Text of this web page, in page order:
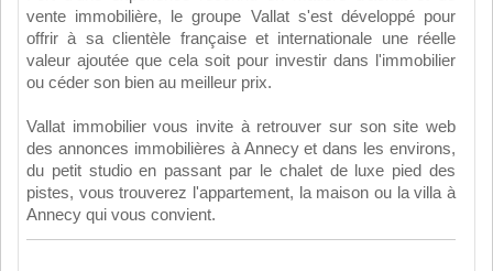
vente immobilière, le groupe Vallat s'est développé pour
offrir à sa clientèle française et internationale une réelle
valeur ajoutée que cela soit pour investir dans l'immobilier
ou céder son bien au meilleur prix.
Vallat immobilier vous invite à retrouver sur son site web
des annonces immobilières à Annecy et dans les environs,
du petit studio en passant par le chalet de luxe pied des
pistes, vous trouverez l'appartement, la maison ou la villa à
Annecy qui vous convient.